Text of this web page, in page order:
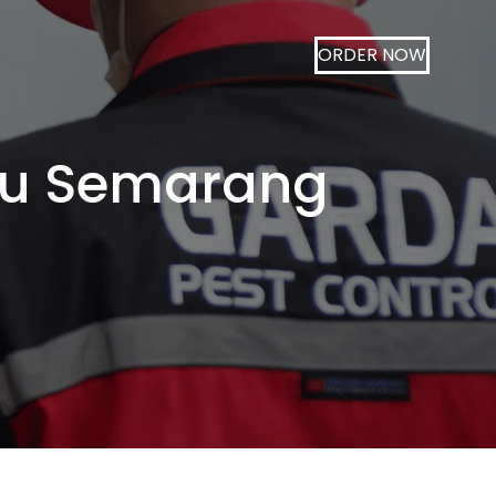
ORDER NOW
Semarang